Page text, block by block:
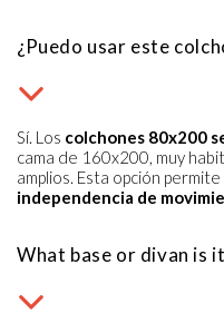
¿Puedo usar este
Sí. Los colchones 80x200
cama de 160x200, muy
amplios. Esta opción
independencia de
What base or divan is